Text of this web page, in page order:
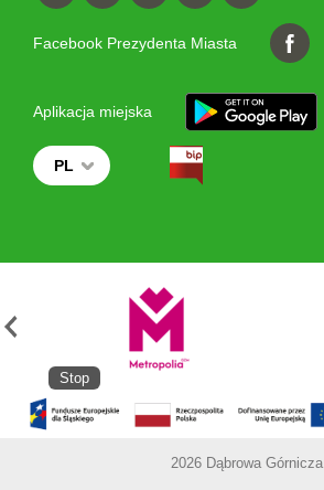
Facebook Prezydenta Miasta
Aplikacja miejska
PL
Stop
2026 Dąbrowa Górnicza